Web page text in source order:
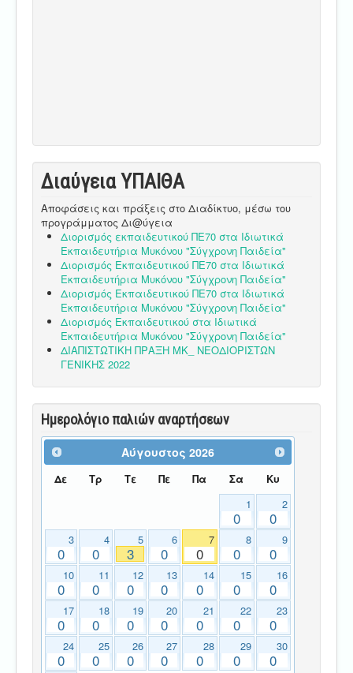
Διαύγεια ΥΠΑΙΘA
Αποφάσεις και πράξεις στο Διαδίκτυο, μέσω του
προγράμματος Δι@ύγεια
Διορισμός εκπαιδευτικού ΠΕ70 στα Ιδιωτικά
Εκπαιδευτήρια Μυκόνου "Σύγχρονη Παιδεία"
Διορισμός Εκπαιδευτικού ΠΕ70 στα Ιδιωτικά
Εκπαιδευτήρια Μυκόνου "Σύγχρονη Παιδεία"
Διορισμός Εκπαιδευτικού ΠΕ70 στα Ιδιωτικά
Εκπαιδευτήρια Μυκόνου "Σύγχρονη Παιδεία"
Διορισμός Εκπαιδευτικού στα Ιδιωτικά
Εκπαιδευτήρια Μυκόνου "Σύγχρονη Παιδεία"
ΔΙΑΠΙΣΤΩΤΙΚΗ ΠΡΑΞΗ ΜΚ_ ΝΕΟΔΙΟΡΙΣΤΩΝ
ΓΕΝΙΚΗΣ 2022
Ημερολόγιο παλιών αναρτήσεων
Αύγουστος 2026
Δε Τρ Τε Πε Πα Σα Κυ
1
0
2
0
3
0
4
0
5
3
6
0
7
0
8
0
9
0
10
0
11
0
12
0
13
0
14
0
15
0
16
0
17
0
18
0
19
0
20
0
21
0
22
0
23
0
24
0
25
0
26
0
27
0
28
0
29
0
30
0